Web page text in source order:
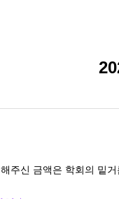
주신 금액은 학회의 밑